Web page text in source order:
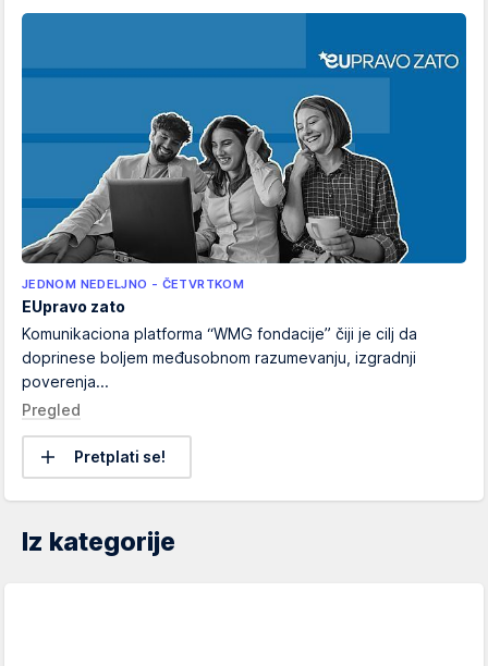
JEDNOM NEDELJNO - ČETVRTKOM
EUpravo zato
Komunikaciona platforma “WMG fondacije” čiji je cilj da
doprinese boljem međusobnom razumevanju, izgradnji
poverenja...
Pregled
Pretplati se!
Iz kategorije